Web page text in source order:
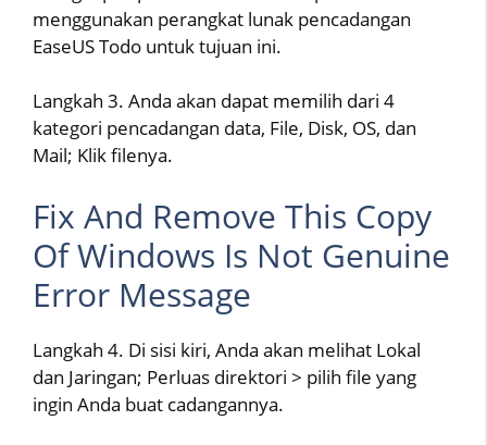
menggunakan perangkat lunak pencadangan
EaseUS Todo untuk tujuan ini.
Langkah 3. Anda akan dapat memilih dari 4
kategori pencadangan data, File, Disk, OS, dan
Mail; Klik filenya.
Fix And Remove This Copy
Of Windows Is Not Genuine
Error Message
Langkah 4. Di sisi kiri, Anda akan melihat Lokal
dan Jaringan; Perluas direktori > pilih file yang
ingin Anda buat cadangannya.